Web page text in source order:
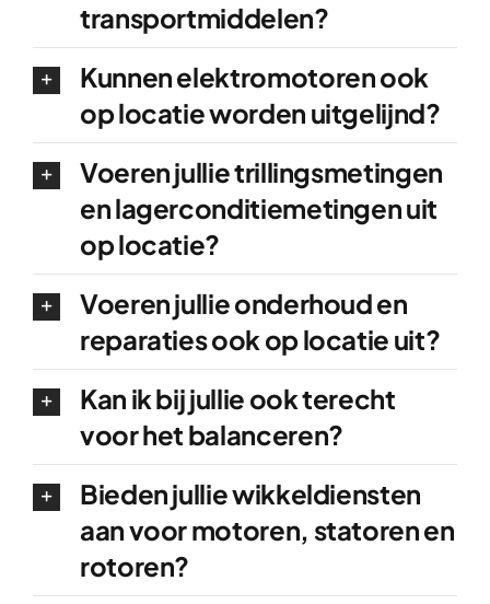
Over ons
Contact
transportmiddelen?
Kunnen elektromotoren ook
op locatie worden uitgelijnd?
Voeren jullie trillingsmetingen
en lagerconditiemetingen uit
op locatie?
Voeren jullie onderhoud en
reparaties ook op locatie uit?
Kan ik bij jullie ook terecht
voor het balanceren?
Bieden jullie wikkeldiensten
aan voor motoren, statoren en
rotoren?